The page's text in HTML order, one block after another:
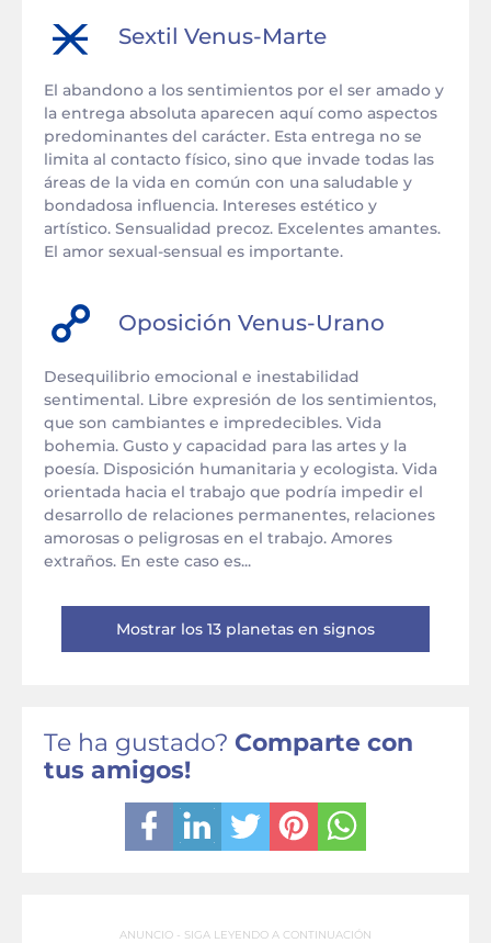
Sextil Venus-Marte
El abandono a los sentimientos por el ser amado y
la entrega absoluta aparecen aquí como aspectos
predominantes del carácter. Esta entrega no se
limita al contacto físico, sino que invade todas las
áreas de la vida en común con una saludable y
bondadosa influencia. Intereses estético y
artístico. Sensualidad precoz. Excelentes amantes.
El amor sexual-sensual es importante.
Oposición Venus-Urano
Desequilibrio emocional e inestabilidad
sentimental. Libre expresión de los sentimientos,
que son cambiantes e impredecibles. Vida
bohemia. Gusto y capacidad para las artes y la
poesía. Disposición humanitaria y ecologista. Vida
orientada hacia el trabajo que podría impedir el
desarrollo de relaciones permanentes, relaciones
amorosas o peligrosas en el trabajo. Amores
extraños. En este caso es...
Mostrar los 13 planetas en signos
Te ha gustado? Comparte con
tus amigos!
ANUNCIO - SIGA LEYENDO A CONTINUACIÓN